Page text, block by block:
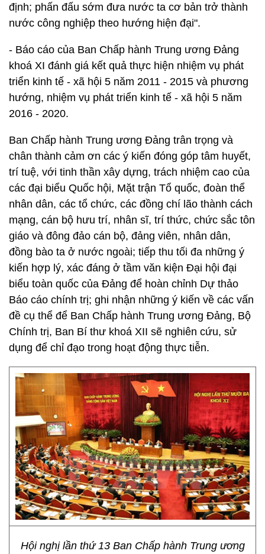
định; phấn đấu sớm đưa nước ta cơ bản trở thành
nước công nghiệp theo hướng hiện đại".
- Báo cáo của Ban Chấp hành Trung ương Đảng
khoá XI đánh giá kết quả thực hiện nhiệm vụ phát
triển kinh tế - xã hội 5 năm 2011 - 2015 và phương
hướng, nhiệm vụ phát triển kinh tế - xã hội 5 năm
2016 - 2020.
Ban Chấp hành Trung ương Đảng trân trọng và
chân thành cảm ơn các ý kiến đóng góp tâm huyết,
trí tuệ, với tinh thần xây dựng, trách nhiệm cao của
các đại biểu Quốc hội, Mặt trận Tổ quốc, đoàn thể
nhân dân, các tổ chức, các đồng chí lão thành cách
mạng, cán bộ hưu trí, nhân sĩ, trí thức, chức sắc tôn
giáo và đông đảo cán bộ, đảng viên, nhân dân,
đồng bào ta ở nước ngoài; tiếp thu tối đa những ý
kiến hợp lý, xác đáng ở tầm văn kiện Đại hội đại
biểu toàn quốc của Đảng để hoàn chỉnh Dự thảo
Báo cáo chính trị; ghi nhận những ý kiến về các vấn
đề cụ thể để Ban Chấp hành Trung ương Đảng, Bộ
Chính trị, Ban Bí thư khoá XII sẽ nghiên cứu, sử
dụng để chỉ đạo trong hoạt động thực tiễn.
Hội nghị lần thứ 13 Ban Chấp hành Trung ương